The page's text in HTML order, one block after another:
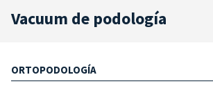
Vacuum de podología
ORTOPODOLOGÍA